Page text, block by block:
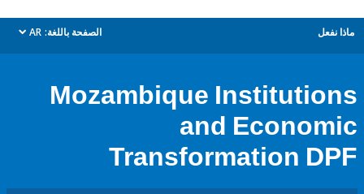
الصفحة باللغة: AR
dropdown
Mozambique
and
Transformation